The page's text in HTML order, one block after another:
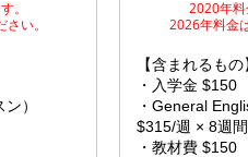
。
い。
）
2020年
2026年料金
【含まれるもの
・入学金 $150
・General
$315/週 × 8週
・教材費 $150